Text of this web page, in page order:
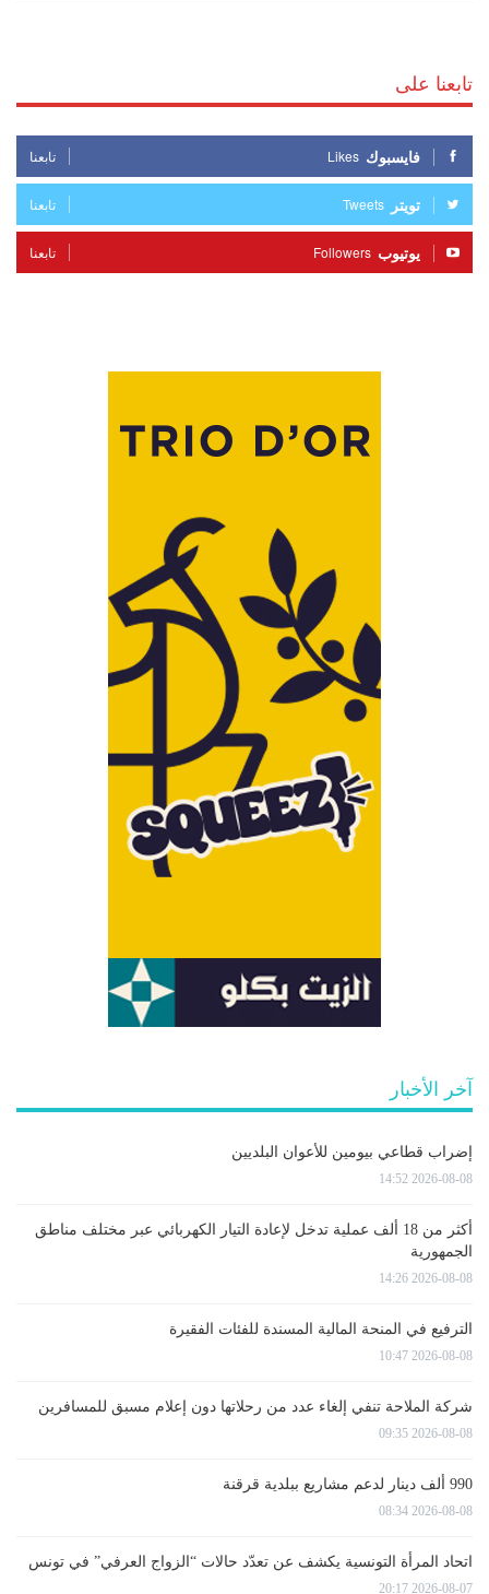
تابعنا على
فايسبوك Likes تابعنا
تويتر Tweets تابعنا
يوتيوب Followers تابعنا
آخر الأخبار
إضراب قطاعي بيومين للأعوان البلديين
2026-08-08 14:52
أكثر من 18 ألف عملية تدخل لإعادة التيار الكهربائي عبر مختلف مناطق
الجمهورية
2026-08-08 14:26
الترفيع في المنحة المالية المسندة للفئات الفقيرة
2026-08-08 10:47
شركة الملاحة تنفي إلغاء عدد من رحلاتها دون إعلام مسبق للمسافرين
2026-08-08 09:35
990 ألف دينار لدعم مشاريع ببلدية قرقنة
2026-08-08 08:34
اتحاد المرأة التونسية يكشف عن تعدّد حالات “الزواج العرفي” في تونس
2026-08-07 20:17